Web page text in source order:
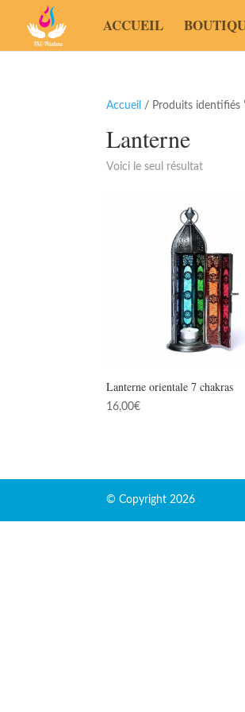
ACCUEIL
Accueil / Produits identifiés
Lanterne
Voici le seul résultat
Lanterne orientale 7 chakras
16,00€
© Copyright 2026